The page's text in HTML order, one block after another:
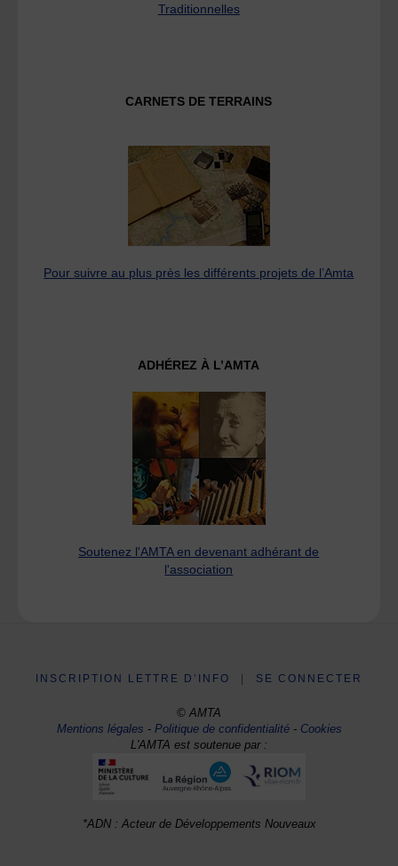
Traditionnelles
CARNETS DE TERRAINS
Pour suivre au plus près les différents projets de l’Amta
ADHÉREZ À L’AMTA
Soutenez l'AMTA en devenant adhérant de
l'association
INSCRIPTION LETTRE D’INFO SE CONNECTER
© AMTA
Mentions légales -Politique de confidentialité- Cookies
L'AMTA est soutenue par :
*ADN : Acteur de Développements Nouveaux